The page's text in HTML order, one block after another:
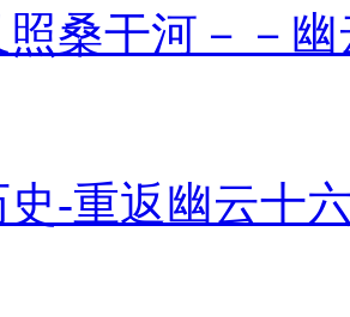
照桑干河－－
史-重返幽云十